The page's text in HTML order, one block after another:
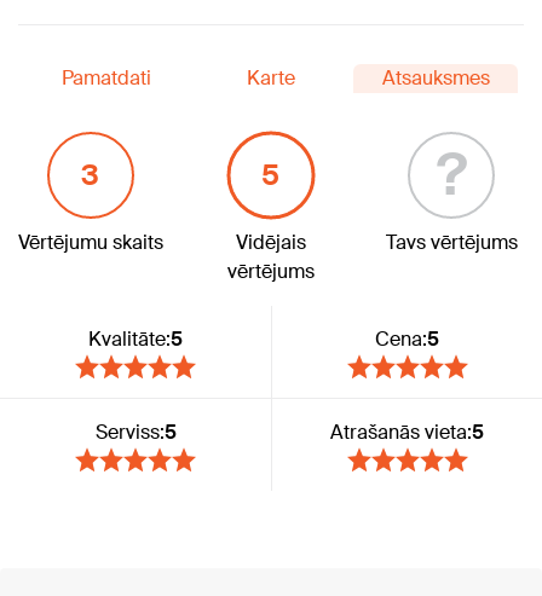
Pamatdati Karte Atsauksmes
3
Vērtējumu skaits
5
Vidējais
vērtējums
?
Tavs vērtējums
Kvalitāte:5 Cena:5
Serviss:5 Atrašanās vieta:5